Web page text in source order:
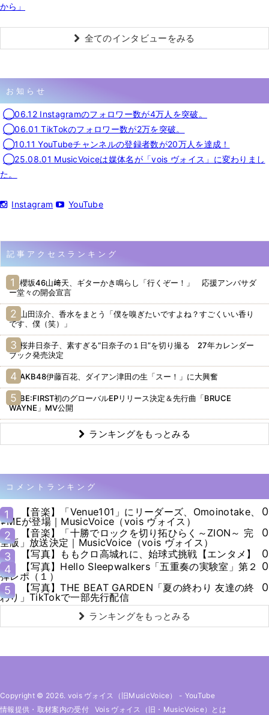
から」
全てのインタビューをみる
お知らせ
◯06.12 Instagramのフォロワー数が4万人を突破。
◯06.01 TikTokのフォロワー数が2万を突破。
◯10.11 YouTubeチャンネルの登録者数が20万人を達成！
◯25.08.01 MusicVoiceは媒体名が「vois ヴォイス」に変わりまし
た。
Instagram YouTube
記事アクセスランキング
櫻坂46山﨑天、ギターかき鳴らし「行くぞー！」 応援アンバサダ
ー堂々の開会宣言
山田涼介、香水をまとう「僕を嗅ぎたいですよね？すごくいい香り
です、僕（笑）」
桜井日奈子、素すぎる“日奈子の１日”を切り撮る 27年カレンダー
ブック発売決定
AKB48伊藤百花、ダイアン津田の生「スー！」に大興奮
BE:FIRST初のグローバルEPリリース決定＆先行曲「BRUCE
WAYNE」MV公開
ランキングをもっとみる
コメントランキング
1
【音楽】「Venue101」にリーダーズ、Omoinotake、
≠MEが登場｜MusicVoice（vois ヴォイス）
0
2
【音楽】「十勝でロックを切り拓ひらく～ZION～ 完
全版」放送決定｜MusicVoice（vois ヴォイス）
0
3
【写真】ももクロ高城れに、始球式挑戦【エンタメ】
0
4
【写真】Hello Sleepwalkers「五重奏の実験室」第２
弾レポ（１）
0
5
【写真】THE BEAT GARDEN「夏の終わり 友達の終
わり」TikTokで一部先行配信
0
ランキングをもっとみる
Copyright © 2026. vois ヴォイス（旧MusicVoice） - YouTube
情報提供・取材案内の受付
Vois ヴォイス（旧・MusicVoice）とは